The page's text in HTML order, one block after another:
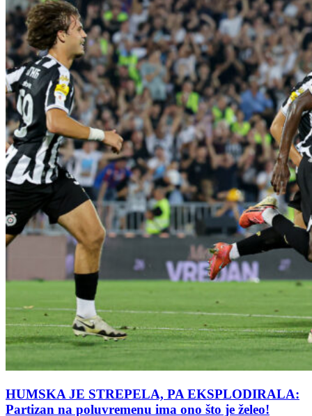
HUMSKA JE STREPELA, PA EKSPLODIRALA:
Partizan na poluvremenu ima ono što je želeo!